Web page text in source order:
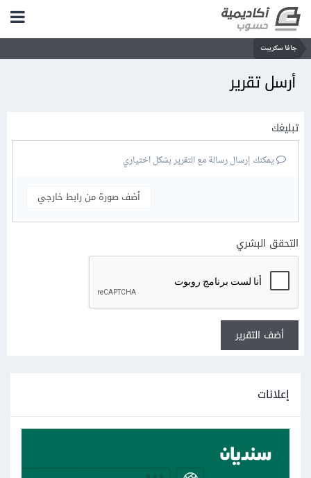
جافا سكريبت
أرسل تقرير
تبليغك
يمكنك إرسال رسالة مع التقرير بشكل اختياري
أضف صورة من رابط خارجي
التحقق البشري
أضف التقرير
إعلانات